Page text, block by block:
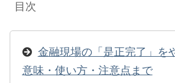
目次
金融現場の「是正完了」を
意味・使い方・注意点まで